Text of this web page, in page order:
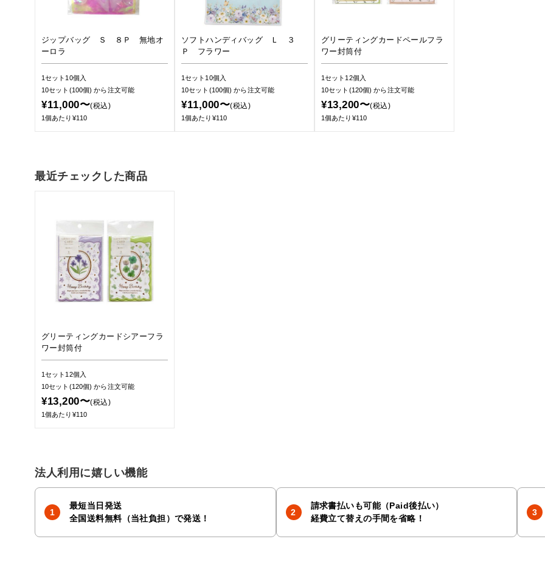
ジップバッグ Ｓ ８Ｐ 無地オ
ーロラ
1セット10個入
10セット(100個)から注文可能
¥11,000〜(税込)
1個あたり¥110
ソフトハンディバッグ Ｌ ３
Ｐ フラワー
1セット10個入
10セット(100個)から注文可能
¥11,000〜(税込)
1個あたり¥110
グリーティングカードペールフラ
ワー封筒付
1セット12個入
10セット(120個)から注文可能
¥13,200〜(税込)
1個あたり¥110
最近チェックした商品
グリーティングカードシアーフラ
ワー封筒付
1セット12個入
10セット(120個)から注文可能
¥13,200〜(税込)
1個あたり¥110
法人利用に嬉しい機能
最短当日発送
全国送料無料（当社負担）で発送！
請求書払いも可能（Paid後払い）
経費立て替えの手間を省略！